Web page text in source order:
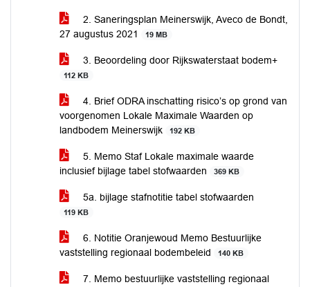
2. Saneringsplan Meinerswijk, Aveco de Bondt,
27 augustus 2021
19 MB
3. Beoordeling door Rijkswaterstaat bodem+
112 KB
4. Brief ODRA inschatting risico’s op grond van
voorgenomen Lokale Maximale Waarden op
landbodem Meinerswijk
192 KB
5. Memo Staf Lokale maximale waarde
inclusief bijlage tabel stofwaarden
369 KB
5a. bijlage stafnotitie tabel stofwaarden
119 KB
6. Notitie Oranjewoud Memo Bestuurlijke
vaststelling regionaal bodembeleid
140 KB
7. Memo bestuurlijke vaststelling regionaal